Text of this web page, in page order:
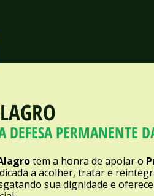
DEFESA PERMANENTE
tem a honra de apoiar o
a acolher, tratar e
sua dignidade e